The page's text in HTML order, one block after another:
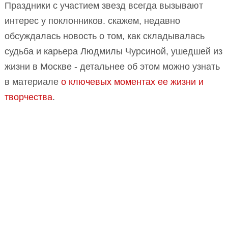
Праздники с участием звезд всегда вызывают
интерес у поклонников. скажем, недавно
обсуждалась новость о том, как складывалась
судьба и карьера Людмилы Чурсиной, ушедшей из
жизни в Москве - детальнее об этом можно узнать
в материале о ключевых моментах ее жизни и
творчества.